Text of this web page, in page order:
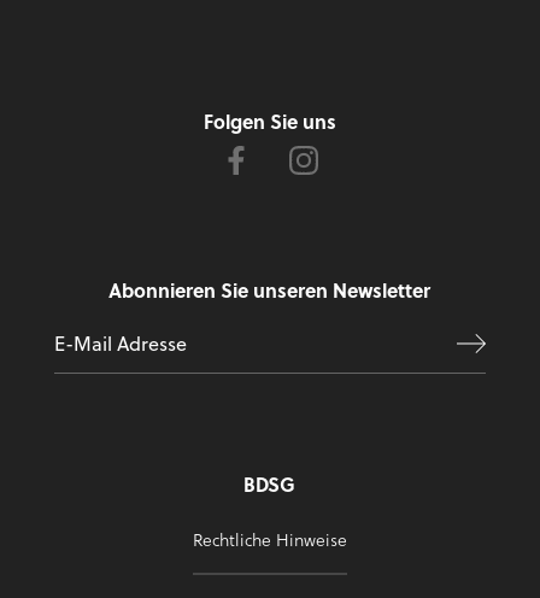
Folgen Sie uns
Abonnieren Sie unseren Newsletter
BDSG
Rechtliche Hinweise